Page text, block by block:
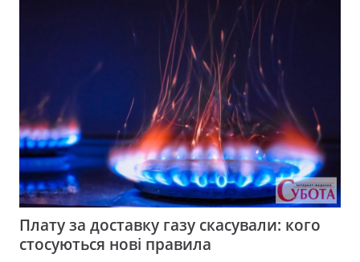
Плату за доставку газу скасували: кого
стосуються нові правила